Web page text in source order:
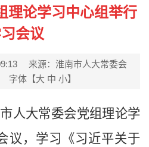
理论学习中心组举行
会议
来源：淮南市人大常委会
字体【大 中 小】
人大常委会党组理论学
议，学习《习近平关于